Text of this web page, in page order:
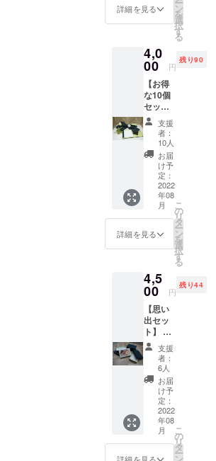
ていま
す。 仕
し可能
で自由
に切る
ことも
できま
す！ ※8
つに仕
切られ
ている
箱のみ
２つ
入って
いま
す。 お
礼のお
手紙も
同封さ
詳細を見る ー
ン
を
選
択
す
る
4,0
00 円
残り90
【お得
な10個
セッ
ト】 高
級感の
ある和
紙で仕
上げた
化粧箱
がお得
な10個
セット
になっ
ていま
す。 大
の箱が
セット
になっ
てお
り、用
途に合
わせて
様々な
使い方
ができ
ます。
内容物
・A
180×60
・B
150×12
0 ※２
支援
者：
10人
お届
け予
定：
2022
年08
月
詳細を見る
こ
の
リ
タ
ー
ン
を
選
択
す
る
4,5
00 円
残り44
【思い
出セッ
ト】 同
じサイ
ズの箱
６つの
セット
です。
うち１
つには
写真を
印刷で
きま
す。 思
支援
者：
6人
お届
け予
定：
2022
年08
月
こ
の
リ
タ
ー